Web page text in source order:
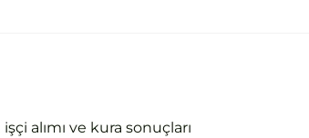
alımı ve kura sonuçları